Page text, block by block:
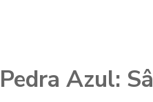
Azul: